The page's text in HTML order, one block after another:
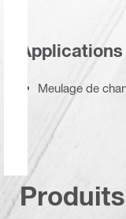
Applications
Meulage de